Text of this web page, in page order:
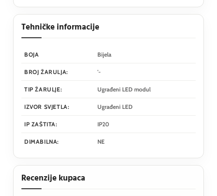
Tehničke informacije
BOJA Bijela
BROJ ŽARULJA: '-
TIP ŽARULJE: Ugrađeni LED modul
IZVOR SVJETLA: Ugrađeni LED
IP ZAŠTITA: IP20
DIMABILNA: NE
Recenzije kupaca